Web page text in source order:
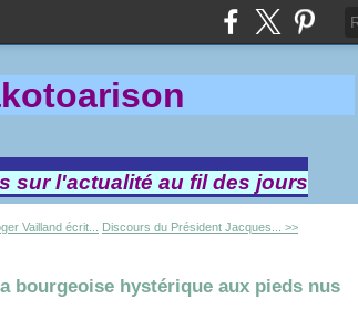
rison
sur l'actualité au fil des jours
Vailland écrit... Discours du Président Jacques... >>
bourgeoise hystérique aux pieds nus